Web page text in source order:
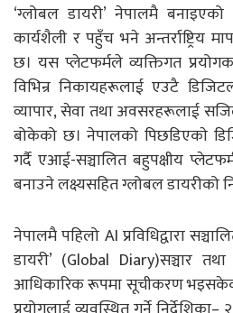
‘ग्लोबल डायरी’ नेपालमै
कार्यशैली र पहुँच भने अन्तर्राष्ट्रिय
छ। यस प्लेटफर्मले व्यक्तिगत
विभिन्र निकायहरूलाई एउटै
व्यापार, सेवा तथा अवसरहरूलाई
बोकेको छ। नेपालको पिछडिएकाे
गर्दै एआई-सञ्चालित बहुपक्षीय
बनाउने लक्ष्यसहित ग्लोबल डायरीको
नेपालमै पहिलो AI प्रविधिद्वारा
डायरी’ (Global Diary)सञ्चार
आधिकारिक रूपमा सूचीकरण